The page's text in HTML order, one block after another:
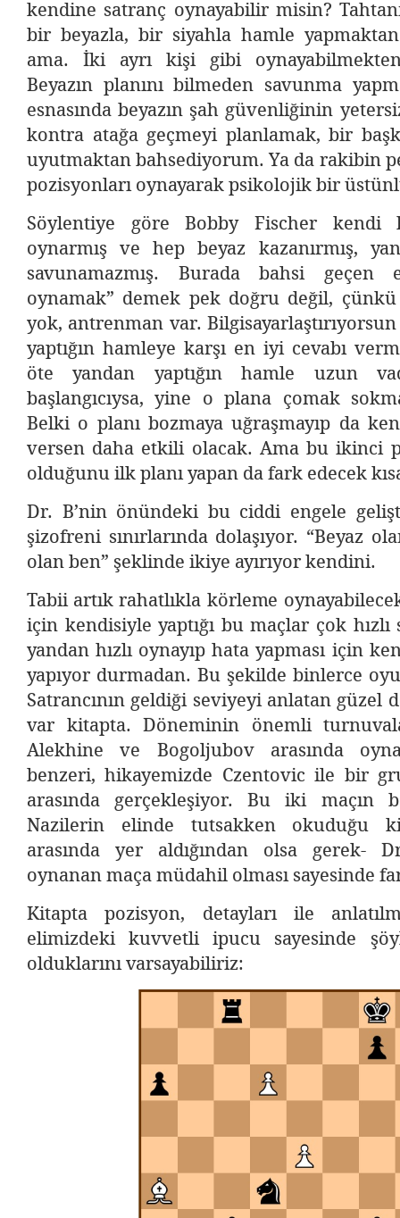
kendine satranç oynayabilir misin?
bir beyazla, bir siyahla hamle
ama. İki ayrı kişi gibi
Beyazın planını bilmeden savunma
esnasında beyazın şah güvenliğinin
kontra atağa geçmeyi planlamak, bir
uyutmaktan bahsediyorum. Ya da rakibin
pozisyonları oynayarak psikolojik bir
Söylentiye göre Bobby Fischer kendi
oynarmış ve hep beyaz kazanırmış,
savunamazmış. Burada bahsi geçen
oynamak” demek pek doğru değil,
yok, antrenman var.
yaptığın hamleye karşı en iyi cevabı
öte yandan yaptığın hamle uzun
başlangıcıysa, yine o plana çomak
Belki o planı bozmaya uğraşmayıp da
versen daha etkili olacak. Ama bu ikinci
olduğunu ilk planı yapan da fark edecek
Dr. B’nin önündeki bu ciddi engele
şizofreni sınırlarında dolaşıyor. “Beyaz
olan ben” şeklinde ikiye ayırıyor kendini.
Tabii artık rahatlıkla körleme
için kendisiyle yaptığı bu maçlar çok hızlı
yandan hızlı oynayıp hata yapması için
yapıyor durmadan. Bu şekilde binlerce
Satrancının geldiği seviyeyi anlatan güzel
var kitapta. Döneminin önemli
Alekhine ve Bogoljubov arasında
benzeri, hikayemizde Czentovic ile bir
arasında gerçekleşiyor. Bu iki maçın
Nazilerin elinde tutsakken okuduğu
arasında yer aldığından olsa gerek-
oynanan maça müdahil olması sayesinde
Kitapta pozisyon, detayları ile
elimizdeki kuvvetli ipucu sayesinde
olduklarını varsayabiliriz: